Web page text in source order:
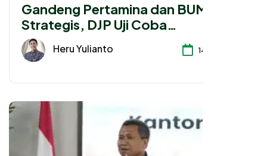
Gandeng Pertamina dan BUMN
Strategis, DJP Uji Coba
Pendekatan Kolaboratif
Heru Yulianto 14-07-2026